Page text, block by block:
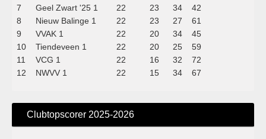
7
Geel Zwart '25 1 22 23 34
42
8
Nieuw Balinge 1 22 23 27
61
9
VVAK 1 22 20 34
45
10
Tiendeveen 1 22 20 25
59
11
VCG 1 22 16 32
72
12
NWVV 1 22 15 34 67
Clubtopscorer 2025-2026